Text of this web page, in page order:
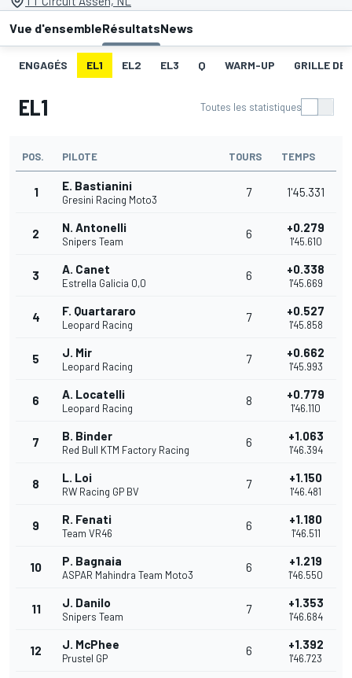
Vue d'ensembleRésultatsNews
ENGAGÉS EL1 EL2 EL3 Q WARM-UP GRILLE DE
EL1 Toutes les statistiques
POS. PILOTE TOURS TEMPS
1 E. Bastianini
Gresini Racing Moto3
7 1'45.331
2 N. Antonelli
Snipers Team
6 +0.279
1'45.610
3 A. Canet
Estrella Galicia 0,0
6 +0.338
1'45.669
4 F. Quartararo
Leopard Racing
7 +0.527
1'45.858
5 J. Mir
Leopard Racing
7 +0.662
1'45.993
6 A. Locatelli
Leopard Racing
8 +0.779
1'46.110
7 B. Binder
Red Bull KTM Factory Racing
6 +1.063
1'46.394
8 L. Loi
RW Racing GP BV
7 +1.150
1'46.481
9 R. Fenati
Team VR46
6 +1.180
1'46.511
10 P. Bagnaia
ASPAR Mahindra Team Moto3
6 +1.219
1'46.550
11 J. Danilo
Snipers Team
7 +1.353
1'46.684
12 J. McPhee
Prustel GP
6 +1.392
1'46.723